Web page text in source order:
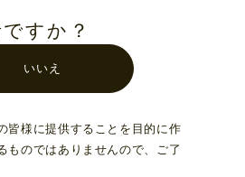
すか？
いいえ
皆様に提供することを目的に作
ものではありませんので、ご了
製品番号：M-2020-001
サミット 腹腔・胸腔ビデオスコープ
用トレー